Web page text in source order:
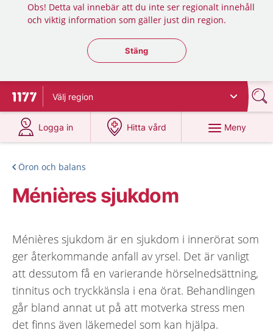
Obs! Detta val innebär att du inte ser regionalt innehåll
och viktig information som gäller just din region.
Stäng regionsväljaren
Stäng
Till startsidan för 1177
Välj region
Logga in
på 1177.se
Hitta vård
på 1177.se
Meny
Öron och balans
Ménières sjukdom
Ménières sjukdom är en sjukdom i innerörat som
ger återkommande anfall av yrsel. Det är vanligt
att dessutom få en varierande hörselnedsättning,
tinnitus och tryckkänsla i ena örat. Behandlingen
går bland annat ut på att motverka stress men
det finns även läkemedel som kan hjälpa.